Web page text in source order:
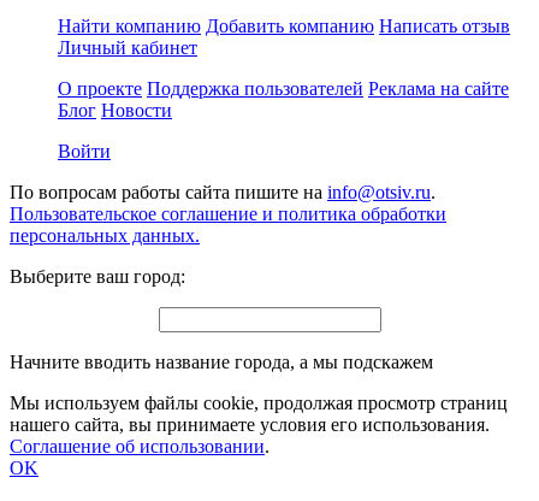
Найти компанию Добавить компанию Написать отзыв
Личный кабинет
О проекте Поддержка пользователей Реклама на сайте
Блог Новости
Войти
По вопросам работы сайта пишите на info@otsiv.ru.
Пользовательское соглашение и политика обработки
персональных данных.
Выберите ваш город:
Начните вводить название города, а мы подскажем
Мы используем файлы cookie, продолжая просмотр страниц
нашего сайта, вы принимаете условия его использования.
Соглашение об использовании.
OK